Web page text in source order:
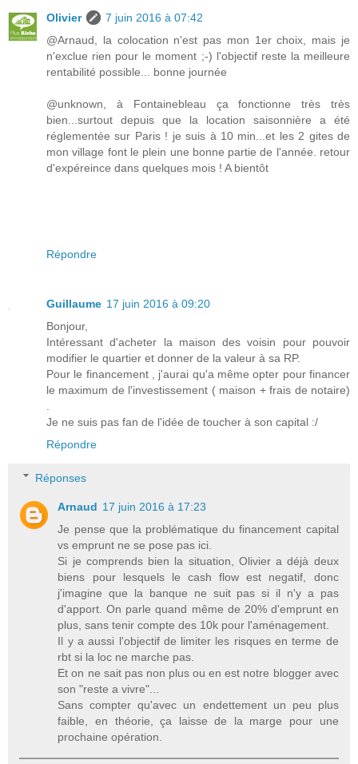
Olivier
7 juin 2016 à 07:42
@Arnaud, la colocation n'est pas mon 1er choix, mais je
n'exclue rien pour le moment ;-) l'objectif reste la meilleure
rentabilité possible... bonne journée
@unknown, à Fontainebleau ça fonctionne très très
bien...surtout depuis que la location saisonnière a été
réglementée sur Paris ! je suis à 10 min...et les 2 gites de
mon village font le plein une bonne partie de l'année. retour
d'expéreince dans quelques mois ! A bientôt
Répondre
Guillaume 17 juin 2016 à 09:20
Bonjour,
Intéressant d'acheter la maison des voisin pour pouvoir
modifier le quartier et donner de la valeur à sa RP.
Pour le financement , j'aurai qu'a même opter pour financer
le maximum de l'investissement ( maison + frais de notaire)
Je ne suis pas fan de l'idée de toucher à son capital :/
Répondre
Réponses
Arnaud 17 juin 2016 à 17:23
Je pense que la problématique du financement capital
vs emprunt ne se pose pas ici.
Si je comprends bien la situation, Olivier a déjà deux
biens pour lesquels le cash flow est negatif, donc
j'imagine que la banque ne suit pas si il n'y a pas
d'apport. On parle quand même de 20% d'emprunt en
plus, sans tenir compte des 10k pour l'aménagement.
Il y a aussi l'objectif de limiter les risques en terme de
rbt si la loc ne marche pas.
Et on ne sait pas non plus ou en est notre blogger avec
son "reste a vivre"...
Sans compter qu'avec un endettement un peu plus
faible, en théorie, ça laisse de la marge pour une
prochaine opération.